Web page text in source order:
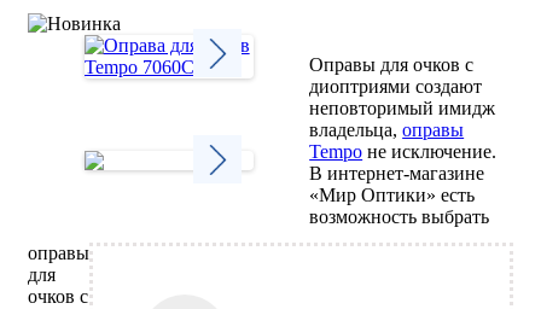
Оправы для очков с
диоптриями создают
неповторимый имидж
владельца,оправы
Tempo не исключение.
В интернет-магазине
«Мир Оптики» есть
возможность выбрать
оправы
для
очков с